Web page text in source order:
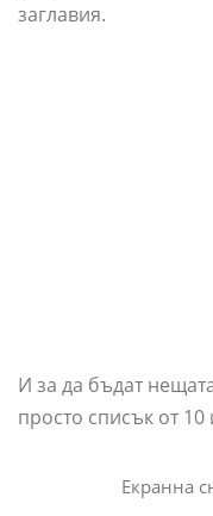
заглавия.
И за да бъдат
просто списък от
Екранна